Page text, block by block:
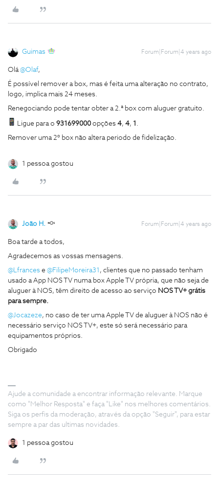
Guimas Forum|Forum|4 years ago
Olá @Olaf,
É possível remover a box, mas é feita uma alteração no contrato,
logo, implica mais 24 meses.
Renegociando pode tentar obter a 2.ª box com aluguer gratuito.
Ligue para o 931699000 opções 4, 4, 1
Remover uma 2º box não altera periodo de fidelização.
1 pessoa gostou
João H. Forum|Forum|4 years ago
Boa tarde a todos,
Agradecemos as vossas mensagens.
@Lfrances e @FilipeMoreira31 , clientes que no passado tenham
usado a App NOS TV numa box Apple TV própria, que não seja de
aluguer à NOS, têm direito de acesso ao serviço NOS TV+ grátis
para sempre.
@Jocazeze, no caso de ter uma Apple TV de aluguer à NOS não é
necessário serviço NOS TV+, este só será necessário para
equipamentos próprios.
Obrigado
Ajude a comunidade a encontrar informação relevante. Marque
como "Melhor Resposta" e faça "Like" nos melhores comentários.
Siga os perfis da moderação, através da opção "Seguir", para estar
sempre a par das ultimas novidades.
1 pessoa gostou